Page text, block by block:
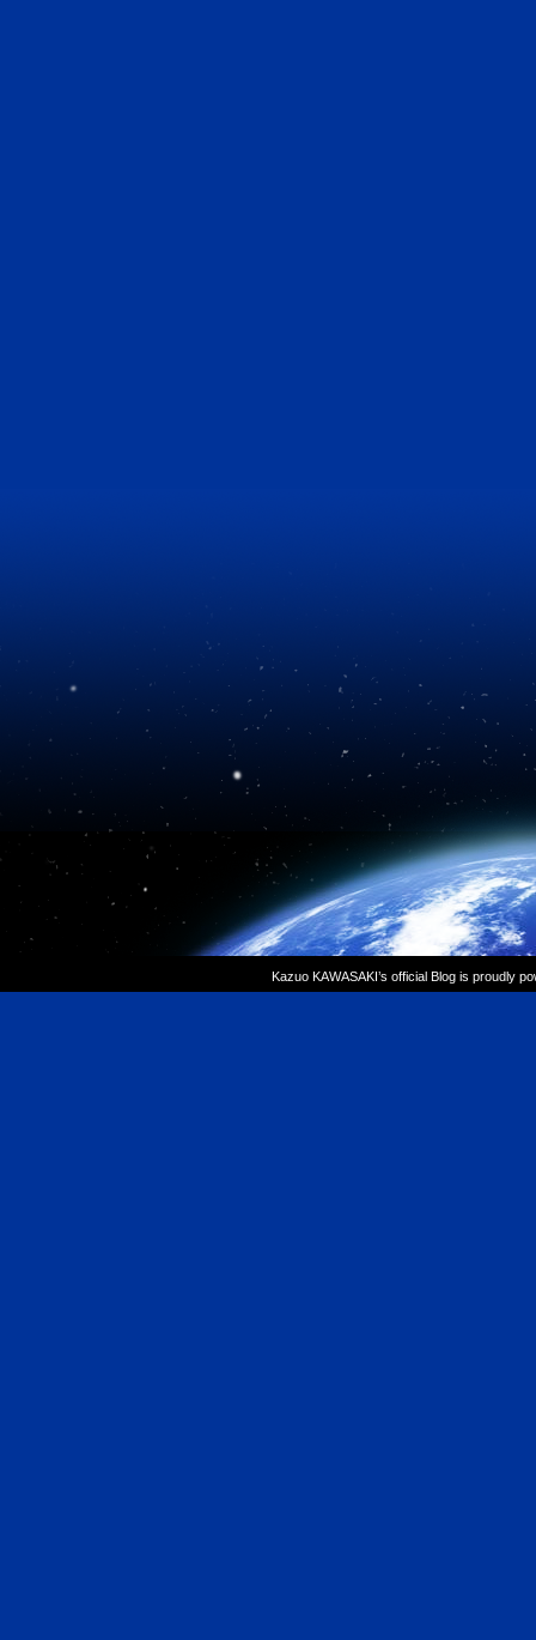
Kazuo KAWASAKI’s official Blog is proudly